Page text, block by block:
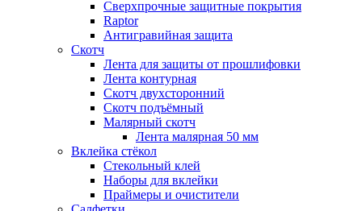
Сверхпрочные защитные покрытия
Raptor
Антигравийная защита
Скотч
Лента для защиты от прошлифовки
Лента контурная
Скотч двухсторонний
Скотч подъёмный
Малярный скотч
Лента малярная 50 мм
Вклейка стёкол
Стекольный клей
Наборы для вклейки
Праймеры и очистители